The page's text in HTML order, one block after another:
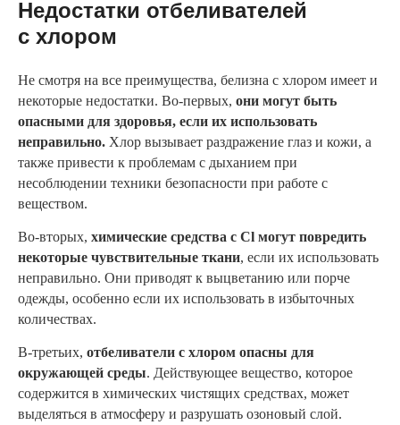
Недостатки отбеливателей
с хлором
Не смотря на все преимущества, белизна с хлором имеет и
некоторые недостатки. Во-первых, они могут быть
опасными для здоровья, если их использовать
неправильно. Хлор вызывает раздражение глаз и кожи, а
также привести к проблемам с дыханием при
несоблюдении техники безопасности при работе с
веществом.
Во-вторых, химические средства с Cl могут повредить
некоторые чувствительные ткани, если их использовать
неправильно. Они приводят к выцветанию или порче
одежды, особенно если их использовать в избыточных
количествах.
В-третьих, отбеливатели с хлором опасны для
окружающей среды. Действующее вещество, которое
содержится в химических чистящих средствах, может
выделяться в атмосферу и разрушать озоновый слой.